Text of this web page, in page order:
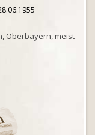
Oberbayern, meist